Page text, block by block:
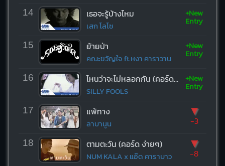
14 เธอจะรู้บ้างไหม
เสก โลโซ
+New
Entry
15 ย้ายป่า
คณะขวัญใจ ft.หงา คาราวาน
+New
Entry
16 ไหนว่าจะไม่หลอกกัน (คอร์ด ง่ายๆ)
SILLY FOOLS
+New
Entry
17 แพ้ทาง
ลาบานูน
▼
-3
18 ตามตะวัน (คอร์ด ง่ายๆ)
NUM KALA x แอ๊ด คาราบาว
▼
-8